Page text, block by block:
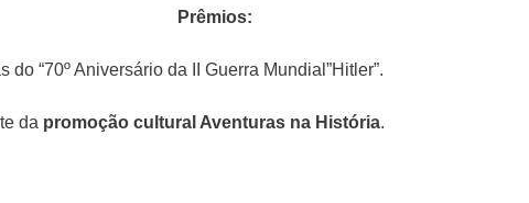
Prêmios:
“70º Aniversário da II Guerra Mundial”Hitler”.
da promoção cultural Aventuras na História.